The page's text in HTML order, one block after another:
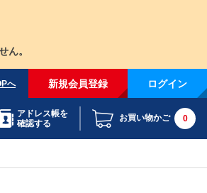
ん。
へ 新規会員登録 ログイン
アドレス帳を
確認する
お買い物かご 0